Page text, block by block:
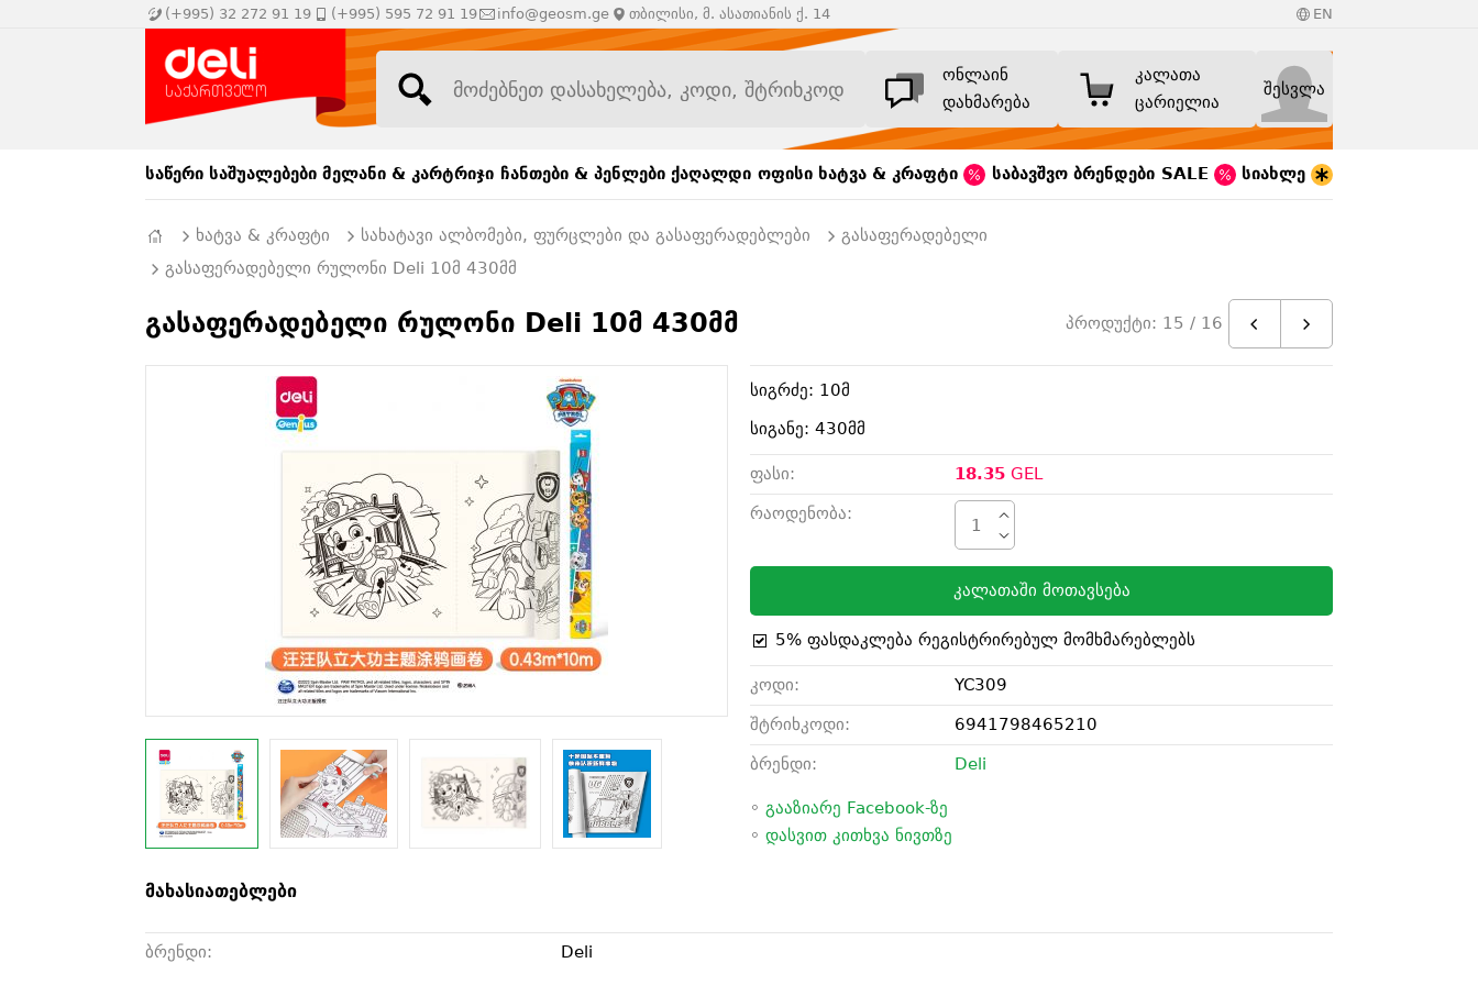
(+995) 32 272 91 19 (+995) 595 72 91 19 info@geosm.ge თბილისი, მ. ასათიანის ქ. 14 EN
ონლაინ
დახმარება
კალათა
ცარიელია
შესვლა
საწერი საშუალებები მელანი & კარტრიჯი ჩანთები & პენლები ქაღალდი ოფისი ხატვა & კრაფტი საბავშვო ბრენდები SALE სიახლე
ხატვა & კრაფტი სახატავი ალბომები, ფურცლები და გასაფერადებლები
გასაფერადებელი
გასაფერადებელი რულონი Deli 10მ 430მმ
გასაფერადებელი რულონი Deli 10მ 430მმ პროდუქტი: 15 / 16
სიგრძე: 10მ
სიგანე: 430მმ
ფასი: 18.35GEL
რაოდენობა:
კალათაში მოთავსება
5% ფასდაკლება რეგისტრირებულ მომხმარებლებს
კოდი:
YC309
შტრიხკოდი:
6941798465210
ბრენდი:
Deli
◦ გააზიარე Facebook-ზე
◦ დასვით კითხვა ნივთზე
მახასიათებლები
ბრენდი: Deli